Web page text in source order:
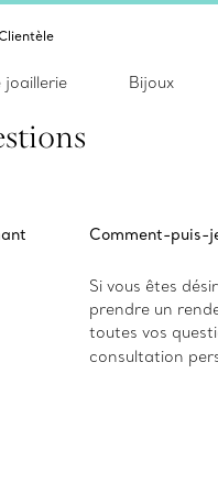
joaillerie Bijoux
Comment-puis-
Si vous êtes
prendre un
toutes vos
consultation